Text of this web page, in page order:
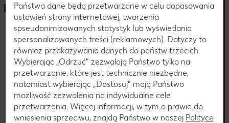
Państwa dane będą przetwarzane w celu dopasowania
ustawień strony internetowej, tworzenia
spseudonimizowanych statystyk lub wyświetlania
spersonalizowanych treści (reklamowych). Dotyczy to
również przekazywania danych do państw trzecich.
Wybierając „Odrzuć" zezwalają Państwo tylko na
przetwarzanie, które jest technicznie niezbędne,
natomiast wybierając „Dostosuj" mają Państwo
możliwość zezwolenia na indywidualne cele
przetwarzania. Więcej informacji, w tym o prawie do
wniesienia sprzeciwu, znajdą Państwo w naszej Polityce